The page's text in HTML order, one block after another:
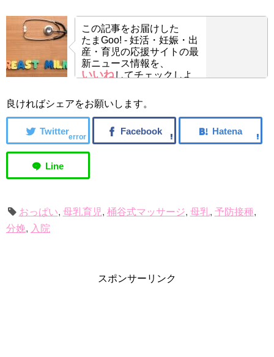
この記事をお届けした
たまGoo! - 妊活・妊娠・出
産・育児の応援サイトの最
新ニュース情報を、
いいねしてチェックしよ
良ければシェアをお願いします。
error
おっぱい, 母乳育児 , 桶谷式マッサージ, 母乳, 予防接種,
分娩, 入院
スポンサーリンク